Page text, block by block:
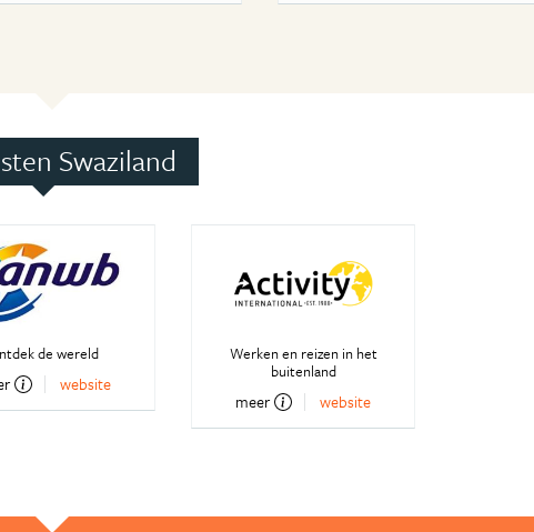
Swaziland
de wereld
website
Werken en reizen in het
buitenland
meer website